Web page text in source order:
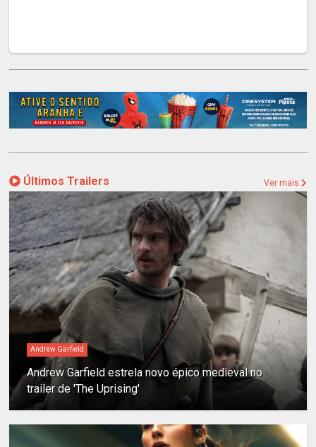
Últimos Trailers Ver mais
Andrew Garfield
Andrew Garfield estrela novo épico medieval no
trailer de 'The Uprising'